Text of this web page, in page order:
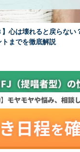
】心は壊れると戻らない
までを徹底解説